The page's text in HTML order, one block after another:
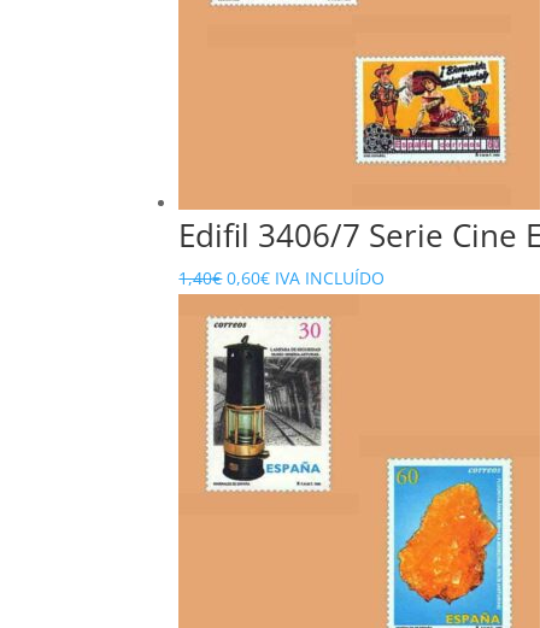
Edifil 3406/7 Serie Cine
1,40€El
original
era:
1,40€.
0,60€El
actual
es:
0,60€.
IVA INCLUÍDO